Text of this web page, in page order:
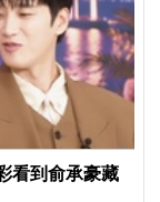
看到俞承豪藏